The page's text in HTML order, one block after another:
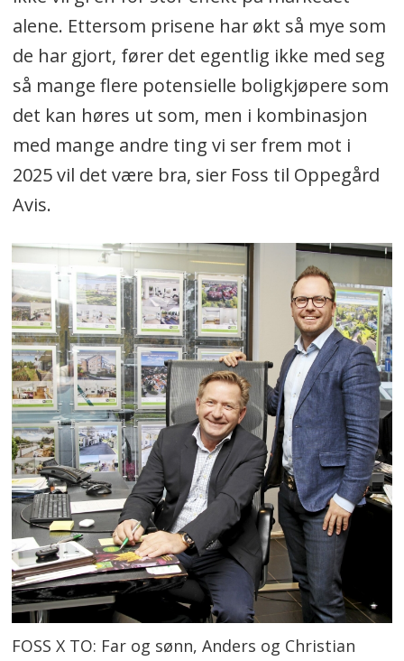
alene. Ettersom prisene har økt så mye som
de har gjort, fører det egentlig ikke med seg
så mange flere potensielle boligkjøpere som
det kan høres ut som, men i kombinasjon
med mange andre ting vi ser frem mot i
2025 vil det være bra, sier Foss til Oppegård
Avis.
FOSS X TO: Far og sønn, Anders og Christian